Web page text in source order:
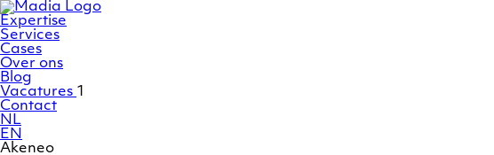
Ga
naar
de
inhoud
Homepage
Expertise
Services
Cases
Over ons
Blog
Vacatures 1
Contact
NL
EN
Akeneo